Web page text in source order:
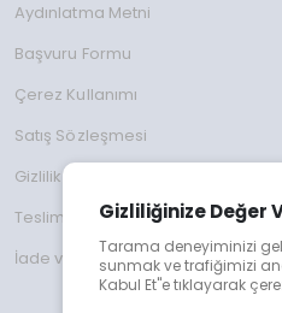
Gizliliğinize Değer
Tarama deneyiminizi
sunmak ve trafiğimizi
Kabul Et"e tıklayarak
Aydınlatma Metni
Başvuru Formu
Çerez Kullanımı
Satış Sözleşmesi
Gizlilik Koşulları
Teslimat Bilgileri
İade ve Değişim